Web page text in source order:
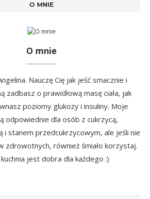
O MNIE
O mnie
Nauczę Cię jak jeść smacznie i
zadbasz o prawidłową masę ciała, jak
poziomy glukozy i insuliny. Moje
odpowiednie dla osób z cukrzycą,
i stanem przedcukrzycowym, ale jeśli nie
zdrowotnych, również śmiało korzystaj.
jest dobra dla każdego :)